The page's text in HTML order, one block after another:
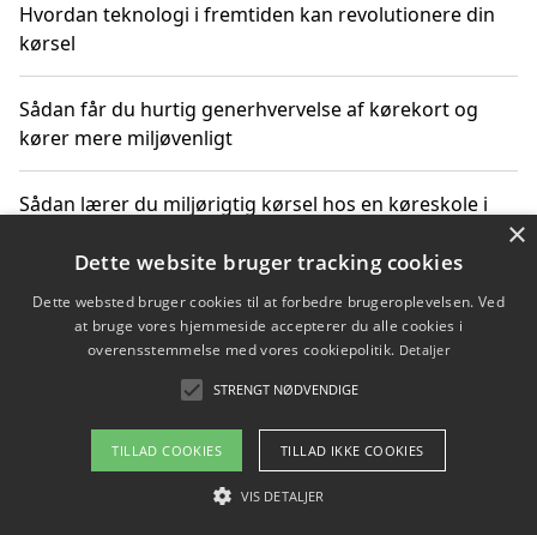
Hvordan teknologi i fremtiden kan revolutionere din
kørsel
Sådan får du hurtig generhvervelse af kørekort og
kører mere miljøvenligt
Sådan lærer du miljørigtig kørsel hos en køreskole i
Copyright 2026 - Pilanto Aps
Om / kontakt
×
Dette website bruger tracking cookies
Dette websted bruger cookies til at forbedre brugeroplevelsen. Ved
at bruge vores hjemmeside accepterer du alle cookies i
overensstemmelse med vores cookiepolitik. Detaljer
STRENGT NØDVENDIGE
TILLAD COOKIES TILLAD IKKE COOKIES
VIS DETALJER